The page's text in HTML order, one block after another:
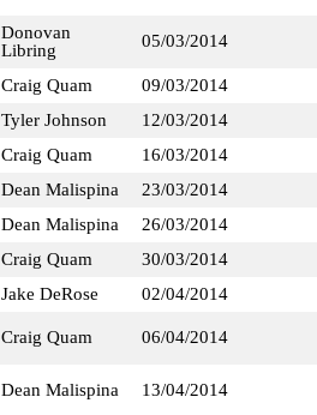
Donovan
Libring
05/03/2014
Craig Quam 09/03/2014
Tyler Johnson 12/03/2014
Craig Quam 16/03/2014
Dean Malispina 23/03/2014
Dean Malispina 26/03/2014
Craig Quam 30/03/2014
Jake DeRose 02/04/2014
Craig Quam 06/04/2014
Dean Malispina 13/04/2014